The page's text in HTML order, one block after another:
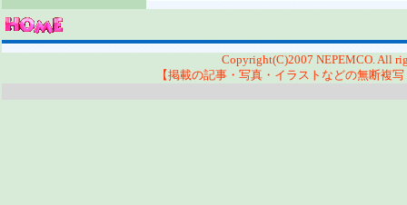
Copyright(C)2007 NEPEMCO. All
【掲載の記事・写真・イラストなどの無断複